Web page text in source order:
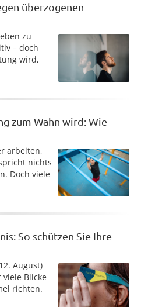
überzogenen
zu
– doch
wird,
zum Wahn wird: Wie
arbeiten,
nichts
Doch viele
So schützen Sie Ihre
August)
Blicke
richten.